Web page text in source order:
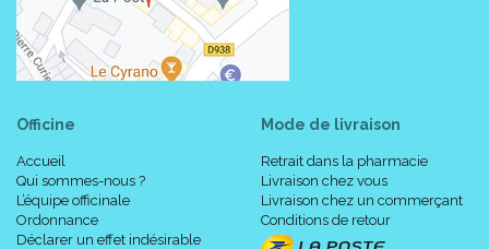
Officine
Accueil
Qui sommes-nous ?
L’équipe officinale
Ordonnance
Déclarer un effet indésirable
Mode de livraison
Retrait dans la pharmacie
Livraison chez vous
Livraison chez un commerçant
Conditions de retour